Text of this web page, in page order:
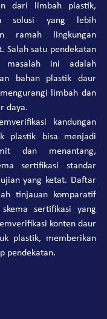
dari limbah plastik,
solusi yang lebih
ramah lingkungan
Salah satu pendekatan
masalah ini adalah
bahan plastik daur
limbah dan
daya.
plastik bisa menjadi
dan menantang,
sertifikasi standar
yang ketat. Daftar
tinjauan komparatif
sertifikasi yang
konten daur
plastik, memberikan
pendekatan.